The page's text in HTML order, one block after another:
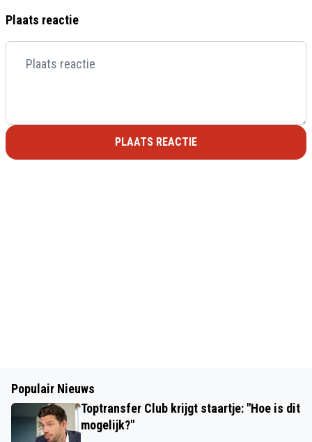
Plaats reactie
PLAATS REACTIE
Populair Nieuws
Toptransfer Club krijgt staartje: "Hoe is dit
mogelijk?"